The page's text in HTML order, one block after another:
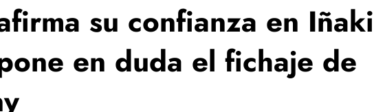
su confianza en Iñaki
en duda el fichaje de